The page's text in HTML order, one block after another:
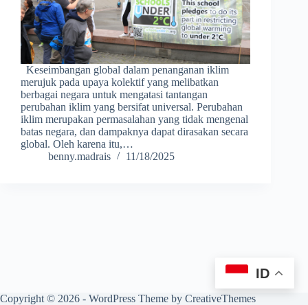
Keseimbangan global dalam penanganan iklim
merujuk pada upaya kolektif yang melibatkan
berbagai negara untuk mengatasi tantangan
perubahan iklim yang bersifat universal. Perubahan
iklim merupakan permasalahan yang tidak mengenal
batas negara, dan dampaknya dapat dirasakan secara
global. Oleh karena itu,…
benny.madrais
11/18/2025
Copyright © 2026 - WordPress Theme by CreativeThemes
ID